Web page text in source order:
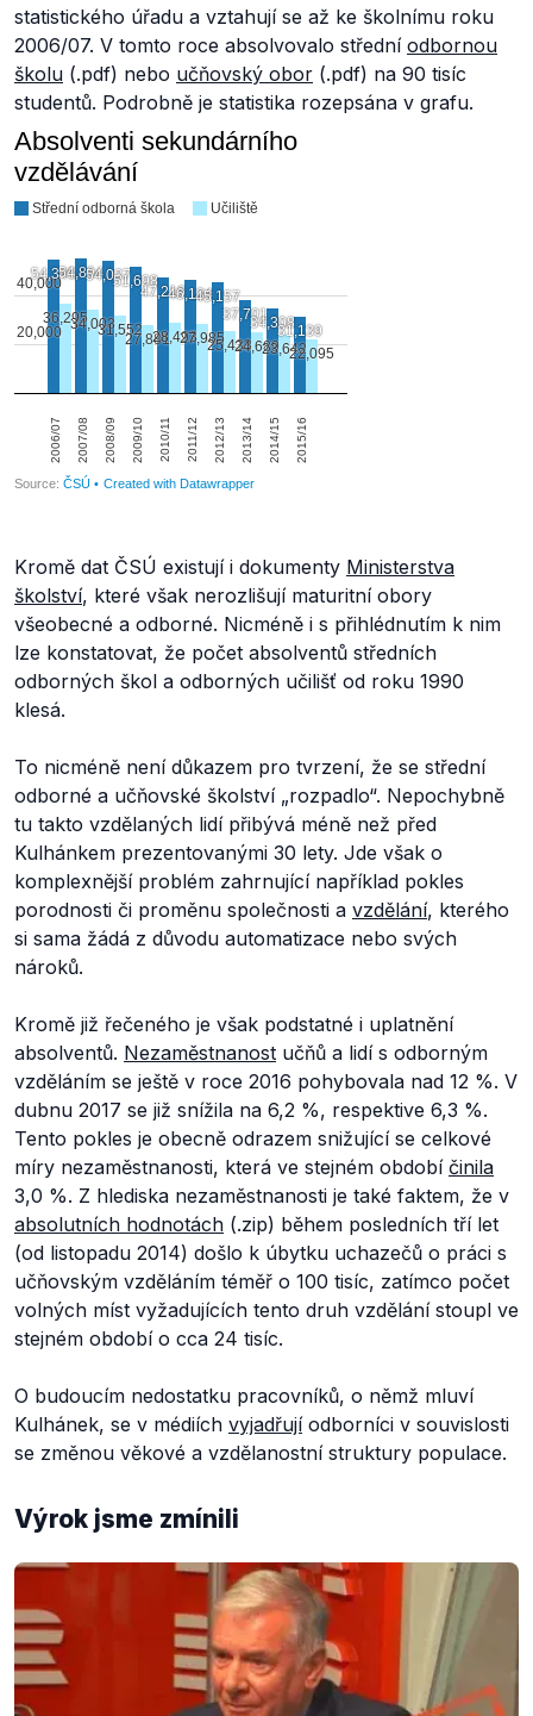
statistického úřadu a vztahují se až ke školnímu roku
2006/07. V tomto roce absolvovalo střední odbornou
školu (.pdf) nebo učňovský obor (.pdf) na 90 tisíc
studentů. Podrobně je statistika rozepsána v grafu.
Kromě dat ČSÚ existují i dokumenty Ministerstva
školství, které však nerozlišují maturitní obory
všeobecné a odborné. Nicméně i s přihlédnutím k nim
lze konstatovat, že počet absolventů středních
odborných škol a odborných učilišť od roku 1990
klesá.
To nicméně není důkazem pro tvrzení, že se střední
odborné a učňovské školství „rozpadlo“. Nepochybně
tu takto vzdělaných lidí přibývá méně než před
Kulhánkem prezentovanými 30 lety. Jde však o
komplexnější problém zahrnující například pokles
porodnosti či proměnu společnosti a vzdělání, kterého
si sama žádá z důvodu automatizace nebo svých
nároků.
Kromě již řečeného je však podstatné i uplatnění
absolventů. Nezaměstnanost učňů a lidí s odborným
vzděláním se ještě v roce 2016 pohybovala nad 12 %. V
dubnu 2017 se již snížila na 6,2 %, respektive 6,3 %.
Tento pokles je obecně odrazem snižující se celkové
míry nezaměstnanosti, která ve stejném období činila
3,0 %. Z hlediska nezaměstnanosti je také faktem, že v
absolutních hodnotách (.zip) během posledních tří let
(od listopadu 2014) došlo k úbytku uchazečů o práci s
učňovským vzděláním téměř o 100 tisíc, zatímco počet
volných míst vyžadujících tento druh vzdělání stoupl ve
stejném období o cca 24 tisíc.
O budoucím nedostatku pracovníků, o němž mluví
Kulhánek, se v médiích vyjadřujíodborníci v souvislosti
se změnou věkové a vzdělanostní struktury populace.
Výrok jsme zmínili